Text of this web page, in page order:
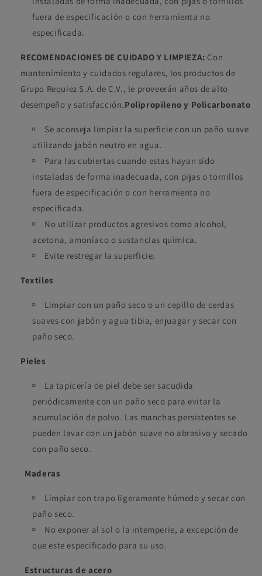
fuera de especificación o con herramienta no
especificada.
RECOMENDACIONES DE CUIDADO Y LIMPIEZA: Con
mantenimiento y cuidados regulares, los productos de
Grupo Requiez S.A. de C.V., le proveerán años de alto
desempeño y satisfacción.Polipropileno y Policarbonato
Se aconseja limpiar la superficie con un paño suave
utilizando jabón neutro en agua.
Para las cubiertas cuando estas hayan sido
instaladas de forma inadecuada, con pijas o tornillos
fuera de especificación o con herramienta no
especificada.
No utilizar productos agresivos como alcohol,
acetona, amoníaco o sustancias quimica.
Evite restregar la superficie.
Textiles
Limpiar con un paño seco o un cepillo de cerdas
suaves con jabón y agua tibia, enjuagar y secar con
paño seco.
Pieles
La tapicería de piel debe ser sacudida
periódicamente con un paño seco para evitar la
acumulación de polvo. Las manchas persistentes se
pueden lavar con un jabón suave no abrasivo y secado
con paño seco.
Maderas
Limpiar con trapo ligeramente húmedo y secar con
paño seco.
No exponer al sol o la intemperie, a excepción de
que este especificado para su uso.
Estructuras de acero